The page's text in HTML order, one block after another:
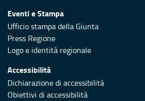
Eventi e Stampa
Ufficio stampa della Giunta
Press Regione
Logo e identità regionale
Accessibilità
Dichiarazione di accessibilità
Obiettivi di accessibilità